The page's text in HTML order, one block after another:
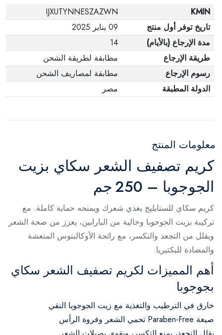
KMIN
IJXUTYNNESZAZWN
تاريخ توفر أول منتج
09 يناير 2025
مدة الإرجاع (بالأيام)
14
طريقة الإرجاع
مطابقة لطريقة الشحن
رسوم الإرجاع
مطابقة لمصاريف الشحن
الدولة المطبقة
مصر
معلومات المنتج
كريم تصفيف الشعر سكاي بزيت
الجوجوبا – 250 جم
كريم سكاي للستايليج يغذي شعرك ويمنحه حماية كاملة. مع
تركيبة بزيت الجوجوبا وخالية من البارابين، يعزز من صحة الشعر
ويقلل من التجعد والتكسر، مع رائحة الأوكالبتوس المنعشة
والمضادة للبكتيريا.
أهم المميزات لكريم تصفيف الشعر سكاي
بجوجوبا
خارق في الترطيب والتغذية مع زيت الجوجوبا النقي
صيغة Paraben‑Free تحمي الشعر وفروة الرأس